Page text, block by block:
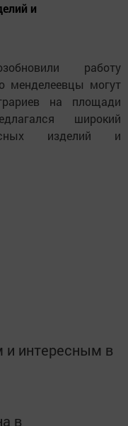
и
работу
менделеевцы могут
на площади
широкий
изделий и
интересным в
в